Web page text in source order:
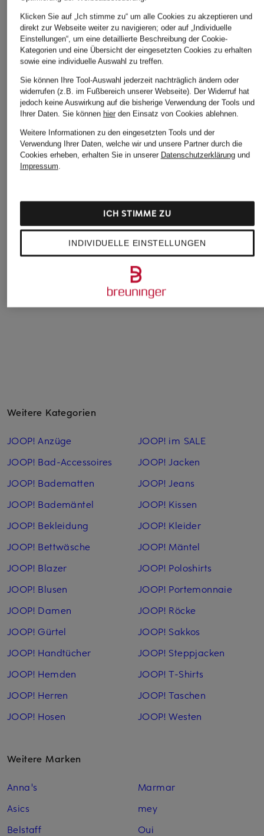
OPUS
T-Shirt SUSCHEL
someday
T-Shirt UVALERIE
59,99 €
InWear
59,99 €
Weitere Kategorien
JOOP! Anzüge
JOOP! Bad-Accessoires
JOOP! Badematten
JOOP! Bademäntel
JOOP! Bekleidung
JOOP! Bettwäsche
JOOP! Blazer
JOOP! Blusen
JOOP! Damen
JOOP! Gürtel
JOOP! Handtücher
JOOP! Hemden
JOOP! Herren
JOOP! Hosen
JOOP! im SALE
JOOP! Jacken
JOOP! Jeans
JOOP! Kissen
JOOP! Kleider
JOOP! Mäntel
JOOP! Poloshirts
JOOP! Portemonnaie
JOOP! Röcke
JOOP! Sakkos
JOOP! Steppjacken
JOOP! T-Shirts
JOOP! Taschen
JOOP! Westen
Weitere Marken
Anna's
Asics
Belstaff
Marmar
mey
Oui
Klicken Sie auf „Ich stimme zu“ um alle Cookies zu akzeptieren und
direkt zur Webseite weiter zu navigieren; oder auf „Individuelle
Einstellungen“, um eine detaillierte Beschreibung der Cookie-
Kategorien und eine Übersicht der eingesetzten Cookies zu erhalten
sowie eine individuelle Auswahl zu treffen.
Sie können Ihre Tool-Auswahl jederzeit nachträglich ändern oder
widerrufen (z.B. im Fußbereich unserer Webseite). Der Widerruf hat
jedoch keine Auswirkung auf die bisherige Verwendung der Tools und
Ihrer Daten. Sie können hierden Einsatz von Cookies ablehnen.
Weitere Informationen zu den eingesetzten Tools und der
Verwendung Ihrer Daten, welche wir und unsere Partner durch die
Cookies erheben, erhalten Sie in unserer Datenschutzerklärungund
Impressum.
INDIVIDUELLE EINSTELLUNGEN
ICH STIMME ZU